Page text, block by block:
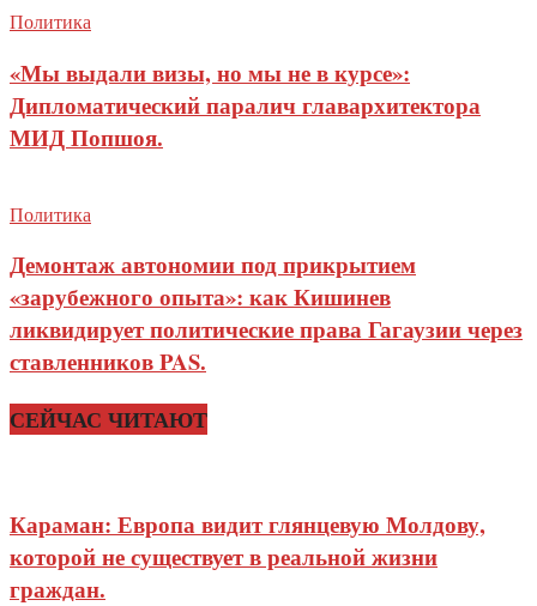
Политика
«Мы выдали визы, но мы не в курсе»:
Дипломатический паралич главархитектора
МИД Попшоя.
Политика
Демонтаж автономии под прикрытием
«зарубежного опыта»: как Кишинев
ликвидирует политические права Гагаузии через
ставленников PAS.
СЕЙЧАС ЧИТАЮТ
Караман: Европа видит глянцевую Молдову,
которой не существует в реальной жизни
граждан.